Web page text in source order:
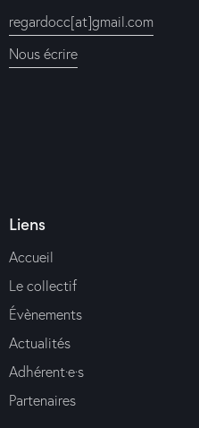
regardocc[at]gmail.com
Nous écrire
Liens
Accueil
Le collectif
Évènements
Actualités
Adhérent·e·s
Partenaires